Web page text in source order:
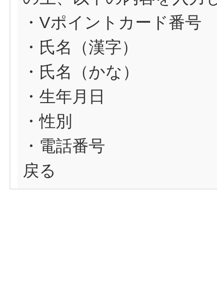
・Vポイントカード番号
・氏名（漢字）
・氏名（かな）
・生年月日
・性別
・電話番号
戻る